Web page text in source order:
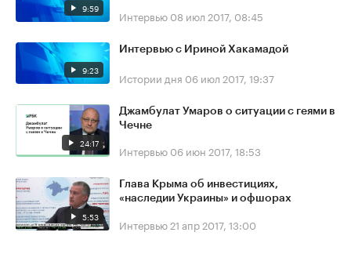
9:59 Интервью 08 июл 2017, 08:45
9:23
Интервью с Ириной Хакамадой
Истории дня 06 июл 2017, 19:37
24:17
Джамбулат Умаров о ситуации с геями в
Чечне
Интервью 06 июн 2017, 18:53
5:53
Глава Крыма об инвестициях,
«наследии Украины» и офшорах
Интервью 21 апр 2017, 13:00